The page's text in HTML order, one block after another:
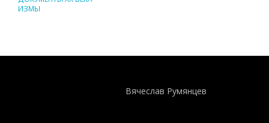
ИЗМЫ
Вячеслав Румянцев